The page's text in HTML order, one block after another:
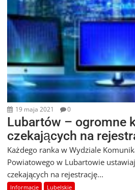
19 maja 2021 0
Lubartów – ogromne
czekających na
Każdego ranka w Wydziale
Powiatowego w Lubartowie
czekających na rejestrację...
Informacje Lubelskie